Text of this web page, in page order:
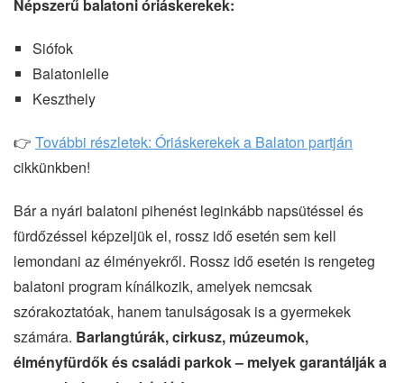
Népszerű balatoni óriáskerekek:
Siófok
Balatonlelle
Keszthely
👉 További részletek: Óriáskerekek a Balaton partján
cikkünkben!
Bár a nyári balatoni pihenést leginkább napsütéssel és
fürdőzéssel képzeljük el, rossz idő esetén sem kell
lemondani az élményekről. Rossz idő esetén is rengeteg
balatoni program kínálkozik, amelyek nemcsak
szórakoztatóak, hanem tanulságosak is a gyermekek
számára. Barlangtúrák, cirkusz, múzeumok,
élményfürdők és családi parkok – melyek garantálják a